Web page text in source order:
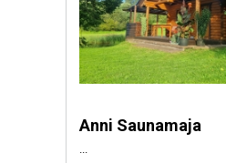
Anni Saunamaja
...